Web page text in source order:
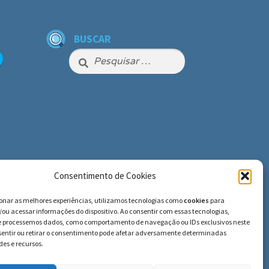
Consentimento de Cookies
as melhores experiências, utilizamos tecnologias comocookies para
acessar informações do dispositivo. Ao consentir com essas tecnologias,
dados, como comportamento de navegação ou IDs exclusivos neste
ou retirar o consentimento pode afetar adversamente determinadas
e recursos.
BUSCAR
Pesquisar
por: